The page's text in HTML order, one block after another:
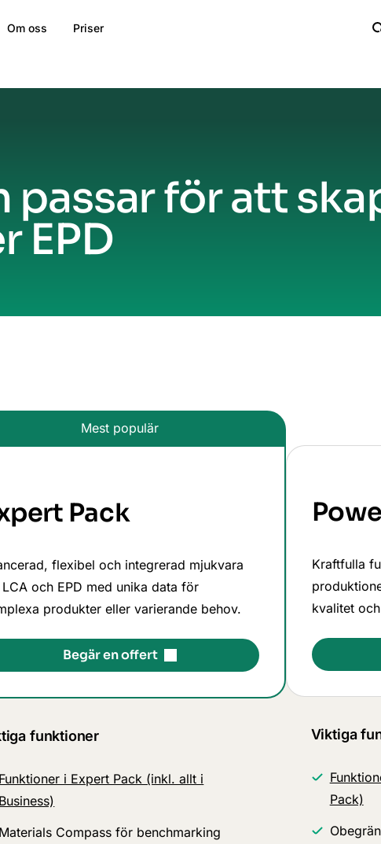
Om oss Priser
passar för att
EPD
Mest populär
Pack
flexibel och integrerad mjukvara
och EPD med unika data för
produkter eller varierande behov.
Begär en offert
funktioner
Funktioner i Expert Pack (inkl. allt i
Business)
Materials Compass för benchmarking
Kraftfulla
kvalitet
Viktiga
Pack)